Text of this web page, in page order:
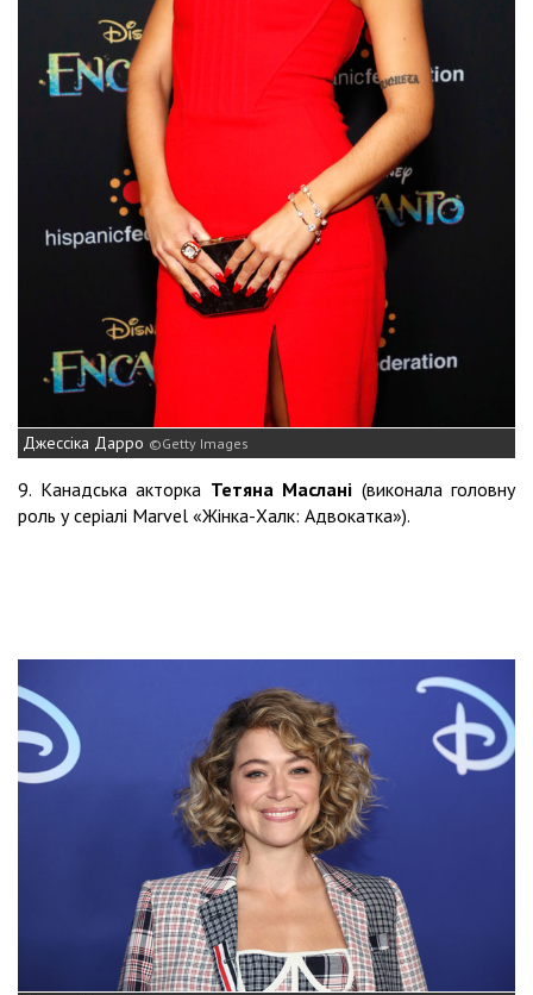
Джессіка Дарро Getty Images
9. Канадська акторка Тетяна Маслані (виконала головну
роль у серіалі Marvel «Жінка-Халк: Адвокатка»).